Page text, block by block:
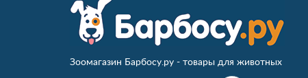
Зоомагазин Барбосу.ру - товары для животных